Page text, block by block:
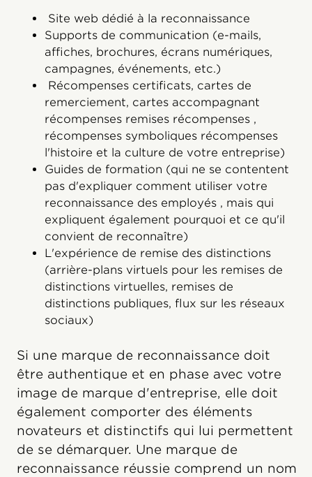
Site web dédié à la reconnaissance
Supports de communication (e-mails,
affiches, brochures, écrans numériques,
campagnes, événements, etc.)
Récompenses certificats, cartes de
remerciement, cartes accompagnant
récompenses remises récompenses ,
récompenses symboliques récompenses
l'histoire et la culture de votre entreprise)
Guides de formation (qui ne se contentent
pas d'expliquer comment utiliser votre
reconnaissance des employés , mais qui
expliquent également pourquoi et ce qu'il
convient de reconnaître)
L'expérience de remise des distinctions
(arrière-plans virtuels pour les remises de
distinctions virtuelles, remises de
distinctions publiques, flux sur les réseaux
sociaux)
Si une marque de reconnaissance doit
être authentique et en phase avec votre
image de marque d'entreprise, elle doit
également comporter des éléments
novateurs et distinctifs qui lui permettent
de se démarquer. Une marque de
reconnaissance réussie comprend un nom